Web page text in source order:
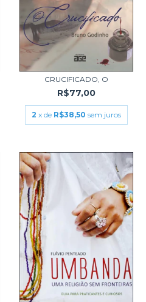
CRUCIFICADO, O
R$77,00
2 x de R$38,50 sem juros